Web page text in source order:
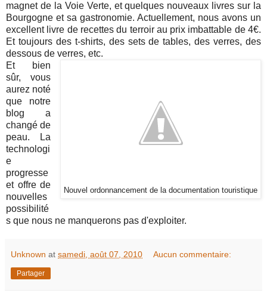
magnet de la Voie Verte, et quelques nouveaux livres sur la
Bourgogne et sa gastronomie. Actuellement, nous avons un
excellent livre de recettes du terroir au prix imbattable de 4€.
Et toujours des t-shirts, des sets de tables, des verres, des
dessous de verres, etc.
Nouvel ordonnancement de la documentation touristique
Et bien
sûr, vous
aurez noté
que notre
blog a
changé de
peau. La
technologi
e
progresse
et offre de
nouvelles
possibilité
s que nous ne manquerons pas d'exploiter.
Unknown at samedi, août 07, 2010 Aucun commentaire:
Partager